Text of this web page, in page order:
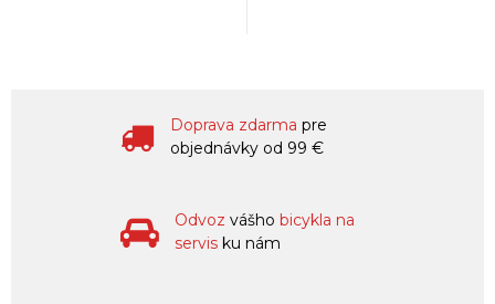
Doprava zdarma pre
objednávky od 99 €
Odvoz vášho bicykla na
servis ku nám